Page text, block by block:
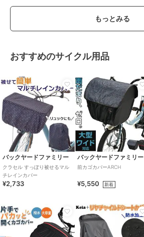
もっとみる
おすすめのサイクル用品
バックヤードファミリー
クラセル すっぽり被せるマル
チレインカバー
¥2,733
バックヤードファミリー
前カゴカバーARCH
¥5,550 新着